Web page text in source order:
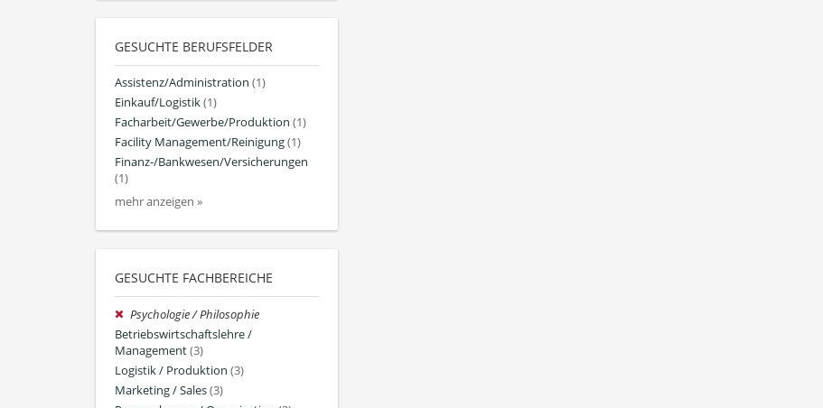
GESUCHTE BERUFSFELDER
Assistenz/Administration (1)
Einkauf/Logistik(1)
Facharbeit/Gewerbe/Produktion (1)
Facility Management/Reinigung(1)
Finanz-/Bankwesen/Versicherungen
(1)
mehr anzeigen »
GESUCHTE FACHBEREICHE
Psychologie / Philosophie
Betriebswirtschaftslehre /
Management(3)
Logistik / Produktion (3)
Marketing / Sales(3)